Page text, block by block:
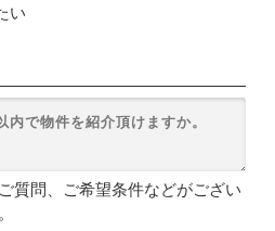
い
質問、ご希望条件などがござい